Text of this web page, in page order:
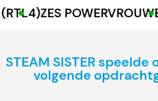
ZES POWERVROUWEN
STEAM SISTER speelde
volgende